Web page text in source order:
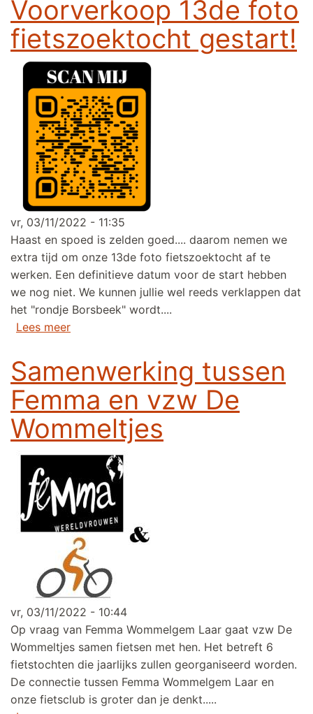
Voorverkoop 13de foto
fietszoektocht gestart!
vr, 03/11/2022 - 11:35
Haast en spoed is zelden goed.... daarom nemen we
extra tijd om onze 13de foto fietszoektocht af te
werken. Een definitieve datum voor de start hebben
we nog niet. We kunnen jullie wel reeds verklappen dat
het "rondje Borsbeek" wordt....
Lees meerover Voorverkoop 13de foto fietszoektocht
Samenwerking tussen
Femma en vzw De
Wommeltjes
vr, 03/11/2022 - 10:44
Op vraag van Femma Wommelgem Laar gaat vzw De
Wommeltjes samen fietsen met hen. Het betreft 6
fietstochten die jaarlijks zullen georganiseerd worden.
De connectie tussen Femma Wommelgem Laar en
onze fietsclub is groter dan je denkt.....